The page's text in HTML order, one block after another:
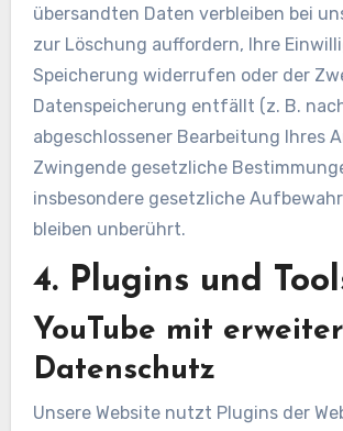
übersandten Daten verbleiben bei
zur Löschung auffordern, Ihre
Speicherung widerrufen oder der
Datenspeicherung entfällt (z. B.
abgeschlossener Bearbeitung Ihres
Zwingende gesetzliche
insbesondere gesetzliche
bleiben unberührt.
4. Plugins und
YouTube mit
Datenschutz
Unsere Website nutzt Plugins der